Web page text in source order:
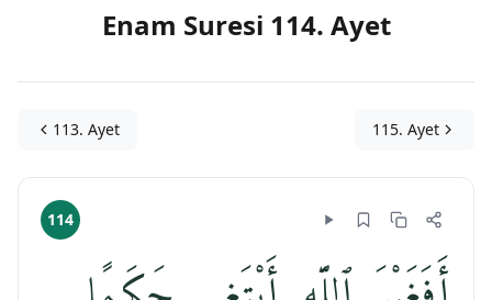
Enam Suresi 114. Ayet
113. Ayet 115. Ayet
114